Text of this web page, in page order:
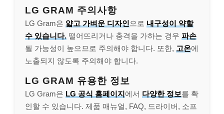
LG GRAM 주의사항
LG Gram은 얇고 가벼운 디자인 으로 내구성이 약할
수 있습니다. 떨어뜨리거나 충격을 가하는 경우 파손
될 가능성이 높으므로 주의해야 합니다. 또한, 고온에
노출되지 않도록 주의해야 합니다.
LG GRAM 유용한 정보
LG Gram은 LG 공식 홈페이지에서 다양한 정보를 확
인할 수 있습니다. 제품 매뉴얼, FAQ, 드라이버, 소프